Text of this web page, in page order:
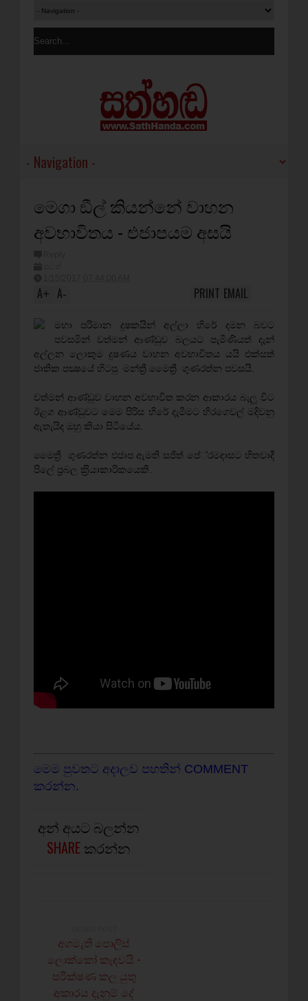
මෙගා ඞීල් කියන්නේ වාහන
අවභාවිතය - එජාපයම අසයි
A+ A- EMAIL
PRINT
මහා පරිමාන දුෂකයින් අල්ලා හිරේ දමන බවට
පවසමින් වත්මන් ආණ්ඩුව බලයට පැමිණියත් දැන්
අල්ලන ලොකුම දුෂණය වාහන අවභාවිතය යයි එක්සත්
ජාතික පක්‍ෂයේ හිටපු මන්ත්‍රී මෛත්‍රී ගුණරත්න පවසයි.
වත්මන් ආණ්ඩුව වාහන අවභාවිත කරන ආකාරය බැලූ විට
ඊළග ආණ්ඩුවට මෙම පිරිස හිරේ දැමීමට හිරගෙවල් මදිවනු
ඇතැයිද ඔහු කියා සිටියේය.
මෛත්‍රී ගුණරත්න එජාප ඇමති සජිත් පේ‍්‍රමදාසට හිතවාදී
පිලේ ප‍්‍රබල ක‍්‍රියාකාරිකයෙකි.
මෙම පුවතට අදාලව පහතින් COMMENT
කරන්න.
අන් අයට බලන්න
SHARE කරන්න
අගමැති පොලිස්
ලොක්කෝ කැඳවයි -
පරීක්ෂණ කල යුතු
අකාරය දැනුම් දේ